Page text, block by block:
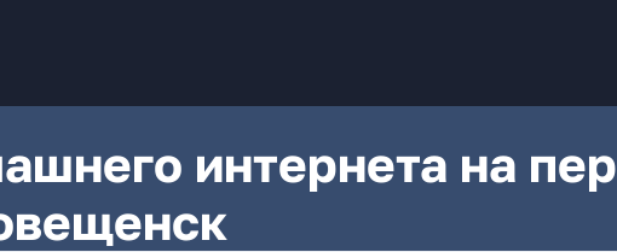
интернета на пер